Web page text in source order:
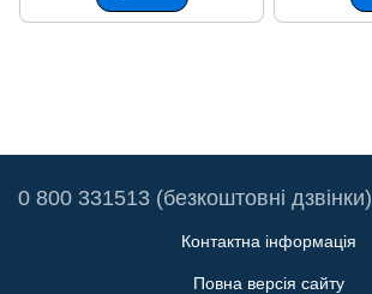
0 800 331513 (безкоштовні дзвінки)
Контактна інформація
Повна версія сайту